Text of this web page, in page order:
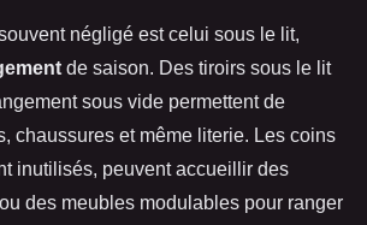
négligé est celui sous le lit,
de saison. Des tiroirs sous le lit
sous vide permettent de
chaussures et même literie. Les coins
inutilisés, peuvent accueillir des
des meubles modulables pour ranger